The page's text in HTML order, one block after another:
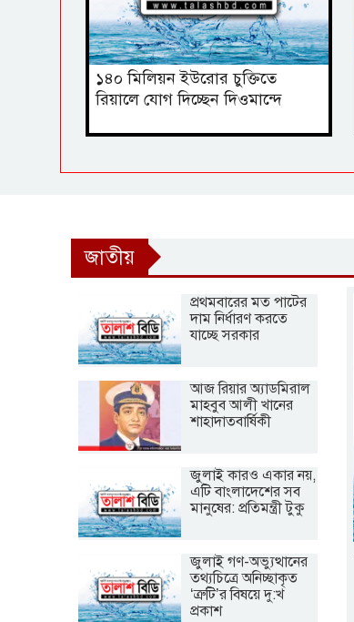
১৪০ মিলিয়ন ইউরোর চুক্তিতে
রিয়ালে যোগ দিচ্ছেন দিওমান্দে
জাতীয়
প্রথমবারের মত পাটের
দাম নির্ধারণ করতে
যাচ্ছে সরকার
আজ রিয়ার অ্যাডমিরাল
মাহবুব আলী খানের
শাহাদাতবার্ষিকী
জুলাই কারও একার নয়,
এটি বাংলাদেশের সব
মানুষের: প্রতিমন্ত্রী টুকু
জুলাই গণ-অভ্যুত্থানের
তথ্যচিত্রে অনিচ্ছাকৃত
‘ত্রুটি’র বিষয়ে দু:খ
প্রকাশ